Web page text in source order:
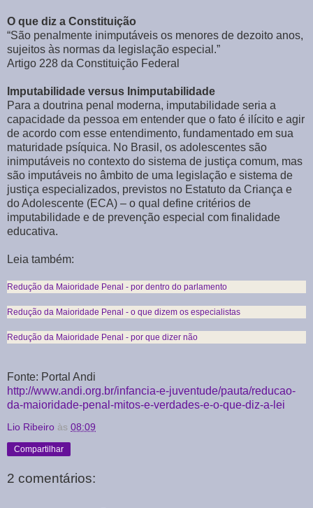
O que diz a Constituição
“São penalmente inimputáveis os menores de dezoito anos,
sujeitos às normas da legislação especial.”
Artigo 228 da Constituição Federal
Imputabilidade versus Inimputabilidade
Para a doutrina penal moderna, imputabilidade seria a
capacidade da pessoa em entender que o fato é ilícito e agir
de acordo com esse entendimento, fundamentado em sua
maturidade psíquica. No Brasil, os adolescentes são
inimputáveis no contexto do sistema de justiça comum, mas
são imputáveis no âmbito de uma legislação e sistema de
justiça especializados, previstos no Estatuto da Criança e
do Adolescente (ECA) – o qual define critérios de
imputabilidade e de prevenção especial com finalidade
educativa.
Leia também:
Redução da Maioridade Penal - por dentro do parlamento
Redução da Maioridade Penal - o que dizem os especialistas
Redução da Maioridade Penal - por que dizer não
Fonte: Portal Andi
http://www.andi.org.br/infancia-e-juventude/pauta/reducao-
da-maioridade-penal-mitos-e-verdades-e-o-que-diz-a-lei
Lio Ribeiro às 08:09
Compartilhar
2 comentários: